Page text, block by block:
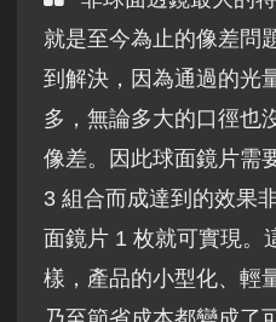
就是至今為止的像差問
到解決，因為通過的光
多，無論多大的口徑也
像差。因此球面鏡片需
3 組合而成達到的效果
面鏡片 1 枚就可實現。
樣，產品的小型化、輕